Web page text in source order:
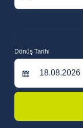
Dönüş Tarihi